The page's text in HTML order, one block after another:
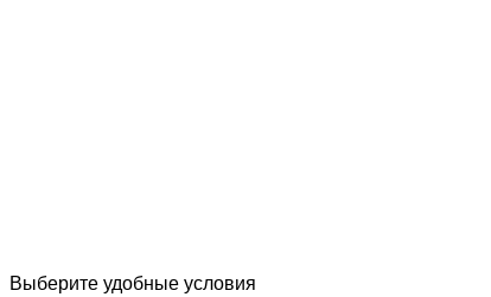
Выберите удобные условия